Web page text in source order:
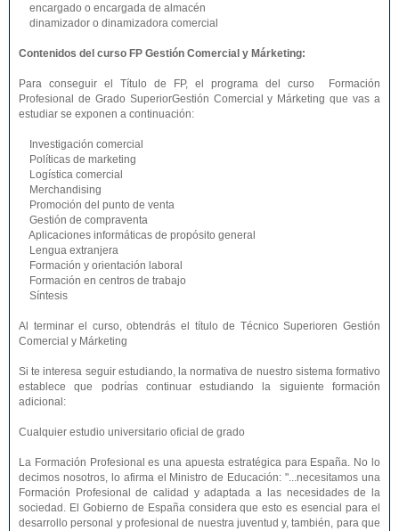
encargado o encargada de almacén
dinamizador o dinamizadora comercial
Contenidos del curso FP Gestión Comercial y Márketing:
Para conseguir el Título de FP, el programa del curso Formación
Profesional de Grado SuperiorGestión Comercial y Márketing que vas a
estudiar se exponen a continuación:
Investigación comercial
Políticas de marketing
Logística comercial
Merchandising
Promoción del punto de venta
Gestión de compraventa
Aplicaciones informáticas de propósito general
Lengua extranjera
Formación y orientación laboral
Formación en centros de trabajo
Síntesis
Al terminar el curso, obtendrás el título de Técnico Superioren Gestión
Comercial y Márketing
Si te interesa seguir estudiando, la normativa de nuestro sistema formativo
establece que podrías continuar estudiando la siguiente formación
adicional:
Cualquier estudio universitario oficial de grado
La Formación Profesional es una apuesta estratégica para España. No lo
decimos nosotros, lo afirma el Ministro de Educación: "...necesitamos una
Formación Profesional de calidad y adaptada a las necesidades de la
sociedad. El Gobierno de España considera que esto es esencial para el
desarrollo personal y profesional de nuestra juventud y, también, para que